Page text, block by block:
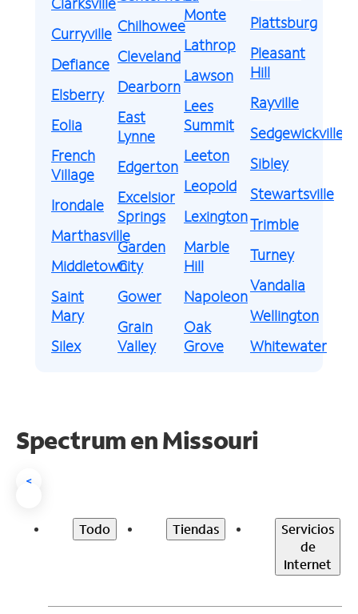
Curryville
Defiance
Elsberry
Eolia
French
Village
Irondale
Marthasville
Middletown
Saint
Mary
Silex
Chilhowee
Cleveland
Dearborn
East
Lynne
Edgerton
Excelsior
Springs
Garden
City
Gower
Grain
Valley
Monte
Lathrop
Lawson
Lees
Summit
Leeton
Leopold
Lexington
Marble
Hill
Napoleon
Oak
Grove
Plattsburg
Pleasant
Hill
Rayville
Sedgewickville
Sibley
Stewartsville
Trimble
Turney
Vandalia
Wellington
Whitewater
Spectrum enMissouri
<
Todo Tiendas
Servicios
de
Internet